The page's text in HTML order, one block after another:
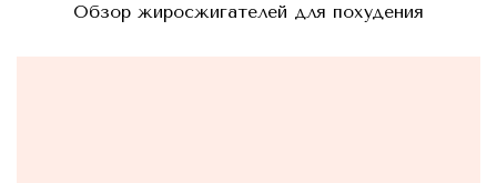
Обзор жиросжигателей для похудения